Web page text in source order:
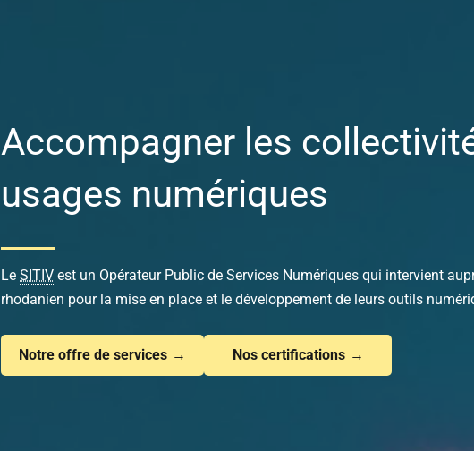
Accompagner les
usages numériques
LeSITIV est un Opérateur Public de Services Numériques qui intervient
rhodanien pour la mise en place et le développement de leurs outils
Notre offre de services Nos certifications